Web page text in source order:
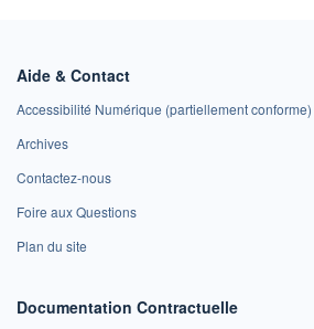
Aide & Contact
Accessibilité Numérique (partiellement conforme)
Archives
Contactez-nous
Foire aux Questions
Plan du site
Documentation Contractuelle